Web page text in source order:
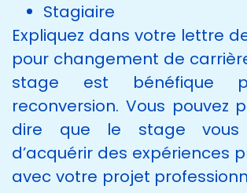
Stagiaire
Expliquez dans votre lettre
pour changement de
stage est bénéfique
reconversion. Vous pouvez
dire que le stage vous
d’acquérir des expériences
avec votre projet